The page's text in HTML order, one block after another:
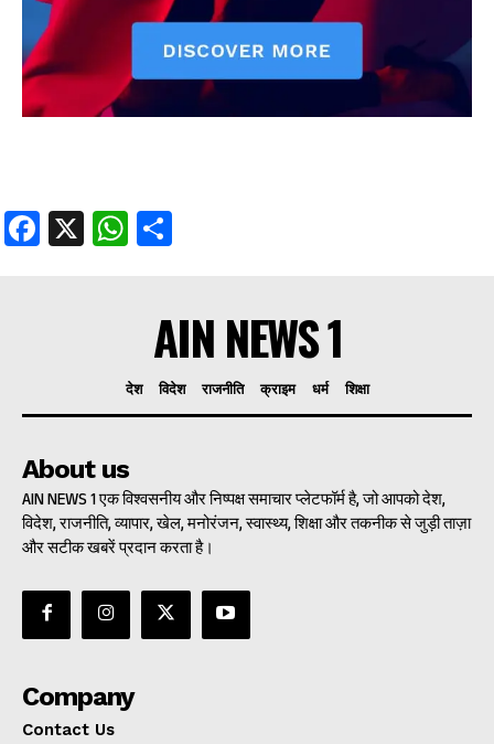
Facebook
X WhatsApp
AIN NEWS 1
देश विदेश राजनीति क्राइम धर्म शिक्षा
About us
AIN NEWS 1 एक विश्वसनीय और निष्पक्ष समाचार प्लेटफॉर्म है, जो आपको देश,
विदेश, राजनीति, व्यापार, खेल, मनोरंजन, स्वास्थ्य, शिक्षा और तकनीक से जुड़ी ताज़ा
और सटीक खबरें प्रदान करता है।
Company
Contact Us